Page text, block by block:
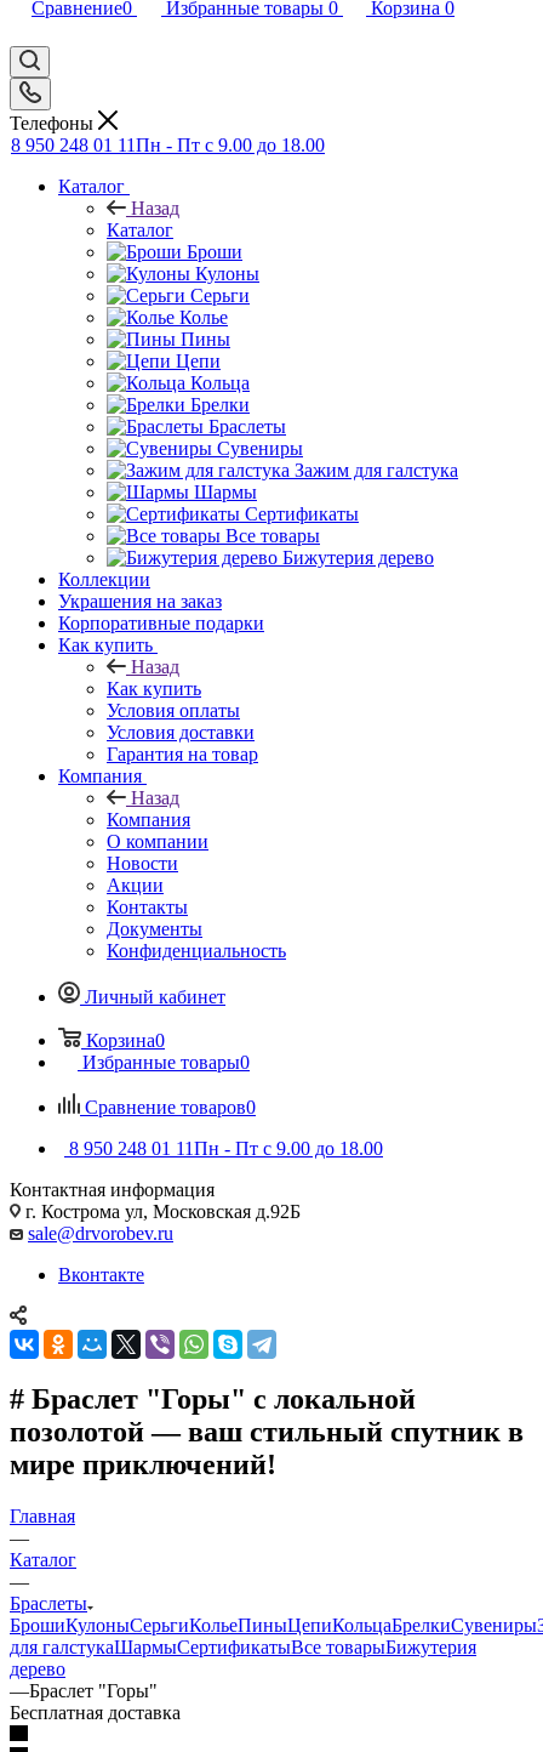
Сравнение0 Избранные товары 0 Корзина 0
Телефоны
8 950 248 01 11Пн - Пт с 9.00 до 18.00
Каталог
Назад
Каталог
Броши
Кулоны
Серьги
Колье
Пины
Цепи
Кольца
Брелки
Браслеты
Сувениры
Зажим для галстука
Шармы
Сертификаты
Все товары
Бижутерия дерево
Коллекции
Украшения на заказ
Корпоративные подарки
Как купить
Назад
Как купить
Условия оплаты
Условия доставки
Гарантия на товар
Компания
Назад
Компания
О компании
Новости
Акции
Контакты
Документы
Конфиденциальность
Личный кабинет
Корзина0
Избранные товары0
Сравнение товаров0
8 950 248 01 11Пн - Пт с 9.00 до 18.00
Контактная информация
г. Кострома ул, Московская д.92Б
sale@drvorobev.ru
Вконтакте
# Браслет "Горы" с локальной
позолотой — ваш стильный спутник в
мире приключений!
Главная
—
Каталог
—
Браслеты
БрошиКулоныСерьгиКольеПиныЦепиКольцаБрелкиСувениры
для галстукаШармыСертификатыВсе товарыБижутерия
дерево
—Браслет "Горы"
Бесплатная доставка